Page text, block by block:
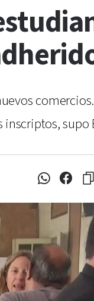
supo